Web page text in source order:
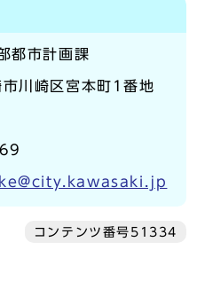
都市計画課
川崎区宮本町1番地
コンテンツ番号51334